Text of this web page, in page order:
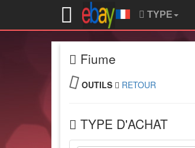
TYPE
Fiume
OUTILS RETOUR
TYPE D'ACHAT